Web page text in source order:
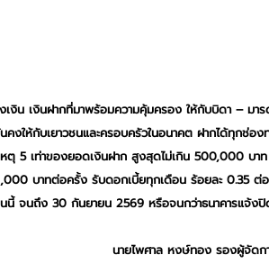
เงิน เงินฝากที่มาพร้อมความคุ้มครอง ให้กับบิดา – มา
คงให้กับเยาวชนและครอบครัวในอนาคต ฝากได้ทุกช่อ
5 เท่าของยอดเงินฝาก สูงสุดไม่เกิน 500,000 บา
บาทต่อครั้ง รับดอกเบี้ยทุกเดือน ร้อยละ 0.35 ต่
นี้ จนถึง 30 กันยายน 2569 หรือจนกว่าธนาคารแจ้งปิ
นายไพศาล หงษ์ทอง รองผู้จัดก